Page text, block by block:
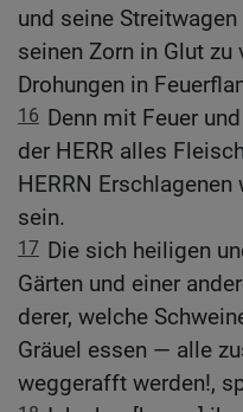
und seine
seinen Zorn in Glut
Drohungen in
16 Denn mit Feuer
der HERR alles
HERRN
sein.
17 Die sich heiligen
Gärten und einer
derer, welche
Gräuel essen — alle
weggerafft werden!,